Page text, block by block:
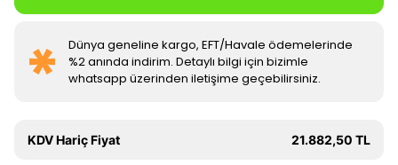
Dünya geneline kargo, EFT/Havale ödemelerinde
%2 anında indirim. Detaylı bilgi için bizimle
whatsapp üzerinden iletişime geçebilirsiniz.
KDV Hariç Fiyat 21.882,50 TL